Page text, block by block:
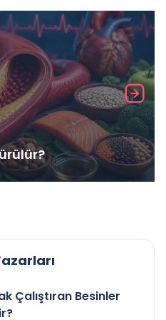
Çalıştıran Besinler